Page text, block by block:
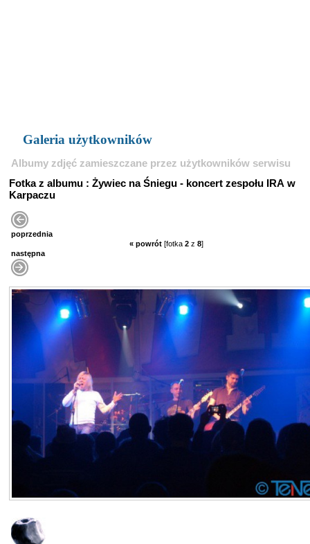
Galeria użytkowników
Albumy zdjęć zamieszczane przez użytkowników serwisu
Fotka z albumu : Żywiec na Śniegu - koncert zespołu IRA w
Karpaczu
poprzednia
« powrót [fotka 2 z 8]
następna